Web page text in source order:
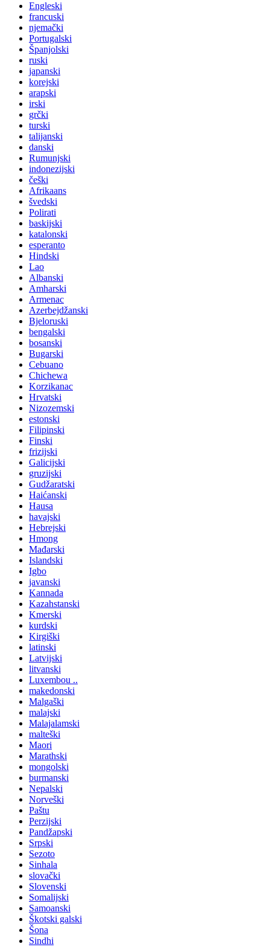
Engleski
francuski
njemački
Portugalski
Španjolski
ruski
japanski
korejski
arapski
irski
grčki
turski
talijanski
danski
Rumunjski
indonezijski
češki
Afrikaans
švedski
Polirati
baskijski
katalonski
esperanto
Hindski
Lao
Albanski
Amharski
Armenac
Azerbejdžanski
Bjeloruski
bengalski
bosanski
Bugarski
Cebuano
Chichewa
Korzikanac
Hrvatski
Nizozemski
estonski
Filipinski
Finski
frizijski
Galicijski
gruzijski
Gudžaratski
Haićanski
Hausa
havajski
Hebrejski
Hmong
Mađarski
Islandski
Igbo
javanski
Kannada
Kazahstanski
Kmerski
kurdski
Kirgiški
latinski
Latvijski
litvanski
Luxembou ..
makedonski
Malgaški
malajski
Malajalamski
malteški
Maori
Marathski
mongolski
burmanski
Nepalski
Norveški
Paštu
Perzijski
Pandžapski
Srpski
Sezoto
Sinhala
slovački
Slovenski
Somalijski
Samoanski
Škotski galski
Šona
Sindhi